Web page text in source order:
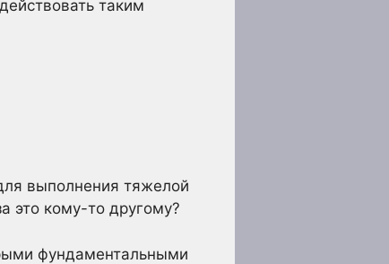
таким
выполнения тяжелой
это кому-то другому?
фундаментальными